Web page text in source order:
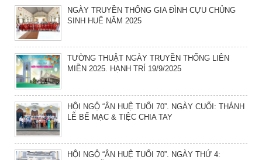
NGÀY TRUYỀN THỐNG GIA ĐÌNH CỰU CHỦNG
SINH HUẾ NĂM 2025
TƯỜNG THUẬT NGÀY TRUYỀN THỐNG LIÊN
MIỀN 2025. HẠNH TRÍ 19/9/2025
HỘI NGỘ “ÂN HUỆ TUỔI 70”. NGÀY CUỐI: THÁNH
LỄ BẾ MẠC & TIỆC CHIA TAY
HỘI NGỘ “ÂN HUỆ TUỔI 70”. NGÀY THỨ 4: